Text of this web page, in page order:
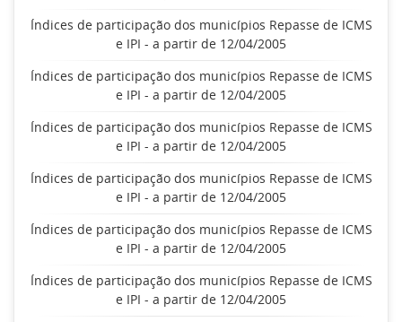
Índices de participação dos municípios Repasse de ICMS
e IPI - a partir de 12/04/2005
Índices de participação dos municípios Repasse de ICMS
e IPI - a partir de 12/04/2005
Índices de participação dos municípios Repasse de ICMS
e IPI - a partir de 12/04/2005
Índices de participação dos municípios Repasse de ICMS
e IPI - a partir de 12/04/2005
Índices de participação dos municípios Repasse de ICMS
e IPI - a partir de 12/04/2005
Índices de participação dos municípios Repasse de ICMS
e IPI - a partir de 12/04/2005